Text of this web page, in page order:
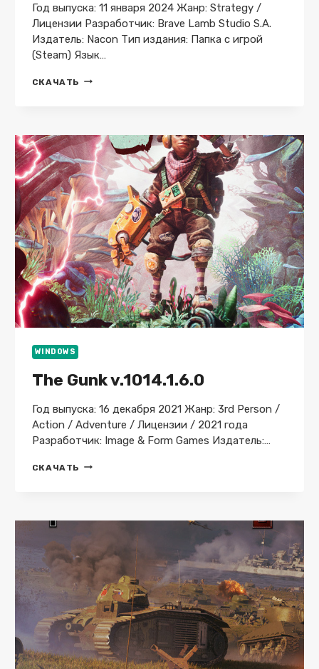
БЕСПЛАТНО
ЛИЦЕНЗИЯ
Год выпуска: 11 января 2024 Жанр: Strategy /
Лицензии Разработчик: Brave Lamb Studio S.A.
Издатель: Nacon Тип издания: Папка с игрой
(Steam) Язык…
СКАЧАТЬ WAR
WINDOWS
The Gunk v.1014.1.6.0
Год выпуска: 16 декабря 2021 Жанр: 3rd Person /
Action / Adventure / Лицензии / 2021 года
Разработчик: Image & Form Games Издатель:…
СКАЧАТЬ THE